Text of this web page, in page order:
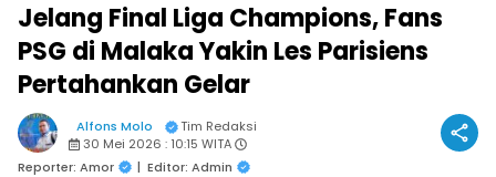
Jelang Final Liga Champions, Fans
PSG di Malaka Yakin Les Parisiens
Pertahankan Gelar
Alfons Molo
Tim Redaksi
30 Mei 2026 : 10:15 WITA
Reporter: Amor
| Editor: Admin